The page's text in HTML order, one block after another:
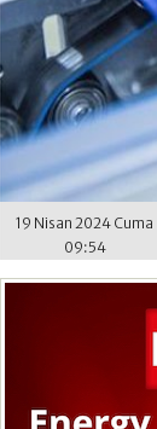
19 Nisan 2024 Cuma
09:54